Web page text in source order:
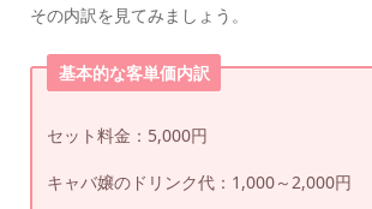
その内訳を見てみましょう。
基本的な客単価内訳
セット料金：5,000円
キャバ嬢のドリンク代：1,000～2,000円